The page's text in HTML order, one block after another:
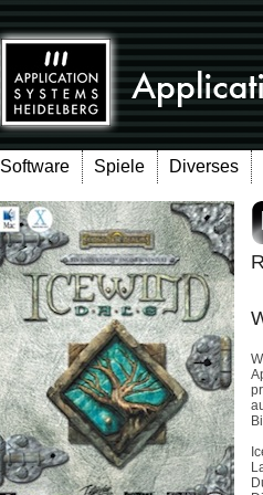
Software Spiele Diverses